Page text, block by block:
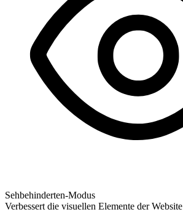
Sehbehinderten-Modus
Verbessert die visuellen Elemente der Website